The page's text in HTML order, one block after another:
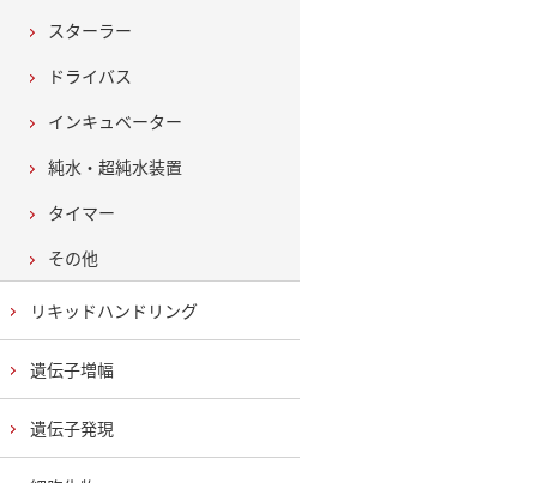
スターラー
ドライバス
インキュベーター
純水・超純水装置
タイマー
その他
リキッドハンドリング
遺伝子増幅
遺伝子発現